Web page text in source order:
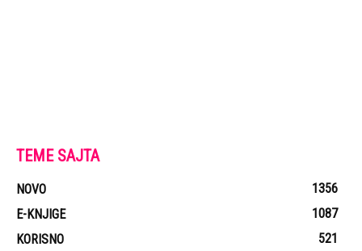
TEME SAJTA
NOVO
1356
E-KNJIGE
1087
KORISNO
521